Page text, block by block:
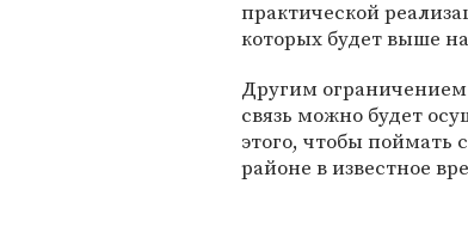
практической
которых будет выше
Другим ограничением
связь можно будет
этого, чтобы поймать
районе в известное